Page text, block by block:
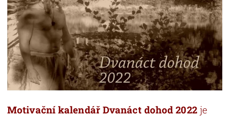
Motivační kalendář Dvanáct dohod 2022 je